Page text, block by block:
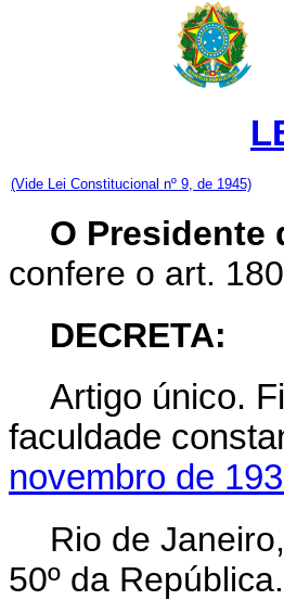
(Vide Lei Constitucional nº 9, de 1945)
O
confere o art.
DECRETA:
Artigo único.
faculdade
novembro de
Rio de
50º da República.